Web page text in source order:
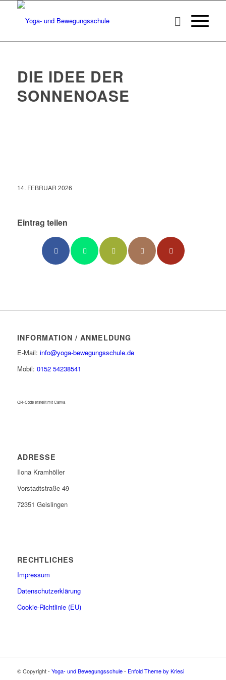
DIE IDEE DER
SONNENOASE
14. FEBRUAR 2026
Eintrag teilen
INFORMATION / ANMELDUNG
E-Mail: info@yoga-bewegungsschule.de
Mobil: 0152 54238541
QR-Code erstellt mit Canva
ADRESSE
Ilona Kramhöller
Vorstadtstraße 49
72351 Geislingen
RECHTLICHES
Impressum
Datenschutzerklärung
Cookie-Richtlinie (EU)
© Copyright - Yoga- und Bewegungsschule- Enfold Theme by Kriesi